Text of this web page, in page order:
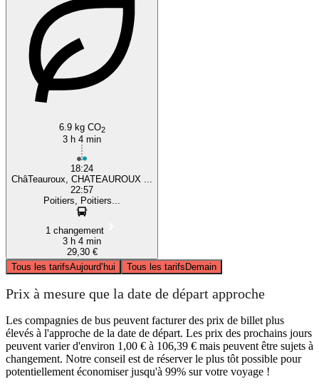
6.9 kg CO2
3 h 4 min
18:24
ChâTeauroux, CHATEAUROUX ...
22:57
Poitiers, Poitiers...
1 changement
3 h 4 min
29,30 €
Tous les tarifsAujourd’hui Tous les tarifsDemain
Prix à mesure que la date de départ approche
Les compagnies de bus peuvent facturer des prix de billet plus
élevés à l'approche de la date de départ. Les prix des prochains jours
peuvent varier d'environ 1,00 € à 106,39 € mais peuvent être sujets à
changement. Notre conseil est de réserver le plus tôt possible pour
potentiellement économiser jusqu'à 99% sur votre voyage !